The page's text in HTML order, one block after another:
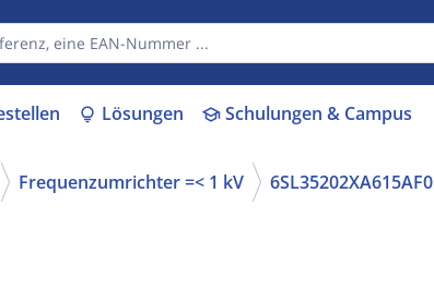
lightbulb Lösungen schoolSchulungen & Campus
Frequenzumrichter =< 1 kV 6SL35202XA615AF0